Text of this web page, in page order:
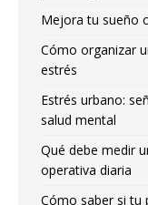
Mejora tu sueño
Cómo organizar
estrés
Estrés urbano:
salud mental
Qué debe medir
operativa diaria
Cómo saber si tu